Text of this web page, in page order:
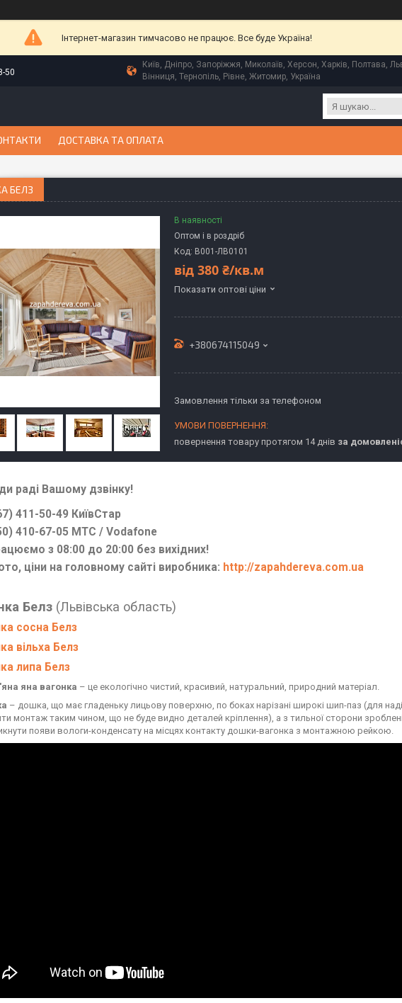
Інтернет-магазин тимчасово не працює. Все буде Україна!
50
Київ, Дніпро, Запоріжжя, Миколаїв, Херсон, Харків, Полтава,
Вінниця, Тернопіль, Рівне, Житомир, Україна
ДОСТАВКА ТА ОПЛАТА
БЕЛЗ
В наявності
Оптом і в роздріб
Код: В001-ЛВ0101
від 380 ₴/кв.м
Показати оптові ціни
+380674115049
Замовлення тільки за телефоном
повернення товару протягом 14 днів за
раді Вашому дзвінку!
411-50-49 КиївСтар
410-67-05 МТС / Vodafone
з 08:00 до 20:00 без вихідних!
ціни на головному сайті виробника: http://zapahdereva.com.ua
Белз (Львівська область)
сосна Белз
вільха Белз
липа Белз
яна вагонка – це екологічно чистий, красивий, натуральний, природний матеріал.
– дошка, що має гладеньку лицьову поверхню, по боках нарізані широкі шип-паз (для
монтаж таким чином, що не буде видно деталей кріплення), а з тильної сторони
появи вологи-конденсату на місцях контакту дошки-вагонка з монтажною рейкою.